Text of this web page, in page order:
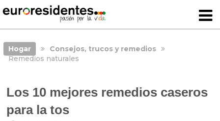
Hogar
Consejos, trucos y remedios
Remedios naturales
Los 10 mejores remedios caseros
para la tos